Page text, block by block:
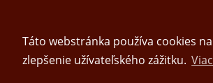
Táto webstránka používa cookies na
zlepšenie užívateľského zážitku. Viac